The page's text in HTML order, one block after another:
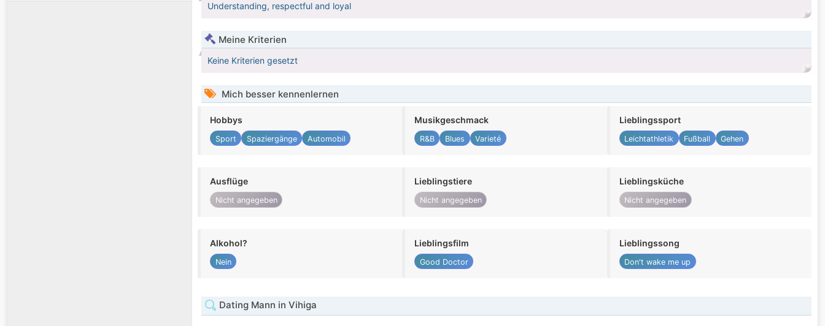
Understanding, respectful and loyal
Meine Kriterien
Keine Kriterien gesetzt
Mich besser kennenlernen
Hobbys
Sport Spaziergänge Automobil
Musikgeschmack
R&B Blues Varieté
Lieblingssport
Leichtathletik Fußball Gehen
Ausflüge
Nicht angegeben
Lieblingstiere
Nicht angegeben
Lieblingsküche
Nicht angegeben
Alkohol?
Nein
Lieblingsfilm
Good Doctor
Lieblingssong
Don't wake me up
Dating Mann in Vihiga